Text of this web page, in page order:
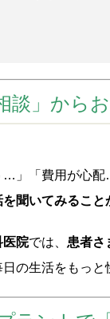
談」からお
…」「費用が心
を聞いてみること
医院では、 患者さ
の生活をもっ